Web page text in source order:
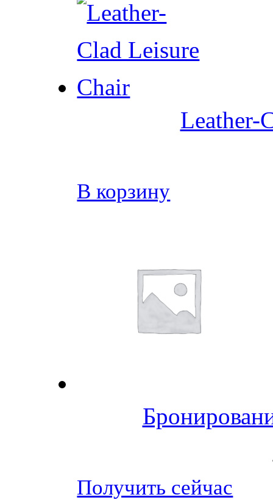
Leather-
В корзину
Получить сейчас